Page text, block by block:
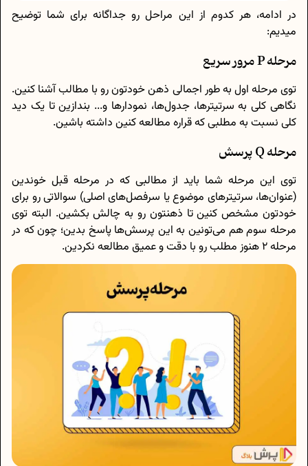
در ادامه، هر کدوم از این مراحل رو جداگانه برای شما توضیح
میدیم:
مرحله P مرور سریع
توی مرحله اول به طور اجمالی ذهن خودتون رو با مطالب آشنا کنین.
نگاهی کلی به سرتیترها، جدول‌ها، نمودارها و... بندازین تا یک دید
کلی نسبت به مطلبی که قراره مطالعه کنین داشته باشین.
مرحله Q پرسش
توی این مرحله شما باید از مطالبی که در مرحله قبل خوندین
(عنوان‌ها، سرتیترهای موضوع یا سرفصل‌های اصلی) سوالاتی رو برای
خودتون مشخص کنین تا ذهنتون رو به چالش بکشین. البته توی
مرحله سوم هم می‌تونین به این پرسش‌ها پاسخ بدین؛ چون که در
مرحله 2 هنوز مطلب رو با دقت و عمیق مطالعه نکردین.